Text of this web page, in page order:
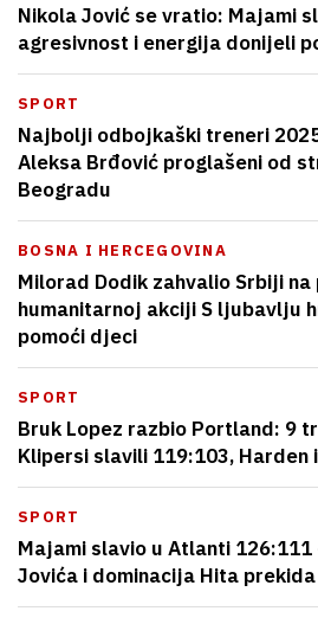
Nikola Jović se vratio: Majami
agresivnost i energija donijeli
SPORT
Najbolji odbojkaški treneri
Aleksa Brđović proglašeni od
Beogradu
BOSNA I HERCEGOVINA
Milorad Dodik zahvalio Srbiji
humanitarnoj akciji S ljubavlju
pomoći djeci
SPORT
Bruk Lopez razbio Portland: 9
Klipersi slavili 119:103,
SPORT
Majami slavio u Atlanti
Jovića i dominacija Hita